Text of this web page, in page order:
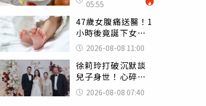
題：滿手好牌打到
爛
05:55
47歲女腹痛送醫！1
小時後竟誕下女
嬰 26歲女兒：以
為只是變胖
2026-08-08 11:00
徐莉玲打破沉默談
兒子身世！心碎揭
徐子翔輕生內幕：
帶給我巨大哀傷
2026-08-08 07:40